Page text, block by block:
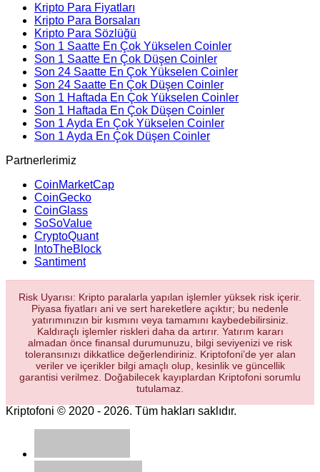
Kripto Para Fiyatları
Kripto Para Borsaları
Kripto Para Sözlüğü
Son 1 Saatte En Çok Yükselen Coinler
Son 1 Saatte En Çok Düşen Coinler
Son 24 Saatte En Çok Yükselen Coinler
Son 24 Saatte En Çok Düşen Coinler
Son 1 Haftada En Çok Yükselen Coinler
Son 1 Haftada En Çok Düşen Coinler
Son 1 Ayda En Çok Yükselen Coinler
Son 1 Ayda En Çok Düşen Coinler
Partnerlerimiz
CoinMarketCap
CoinGecko
CoinGlass
SoSoValue
CryptoQuant
IntoTheBlock
Santiment
Risk Uyarısı: Kripto paralarla yapılan işlemler yüksek risk içerir.
Piyasa fiyatları ani ve sert hareketlere açıktır; bu nedenle
yatırımınızın bir kısmını veya tamamını kaybedebilirsiniz.
Kaldıraçlı işlemler riskleri daha da artırır. Yatırım kararı
almadan önce finansal durumunuzu, bilgi seviyenizi ve risk
toleransınızı dikkatlice değerlendiriniz. Kriptofoni’de yer alan
veriler ve içerikler bilgi amaçlı olup, kesinlik ve güncellik
garantisi verilmez. Doğabilecek kayıplardan Kriptofoni sorumlu
tutulamaz.
Kriptofoni © 2020 - 2026. Tüm hakları saklıdır.